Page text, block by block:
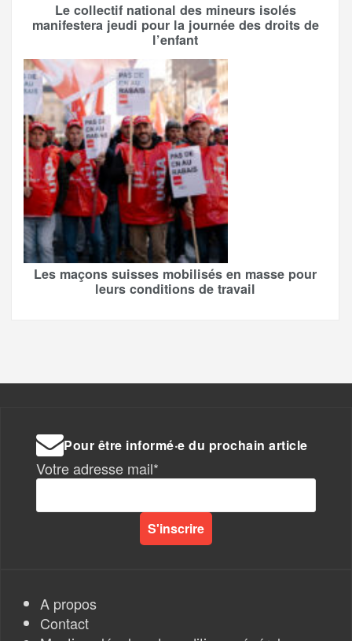
Le collectif national des mineurs isolés
manifestera jeudi pour la journée des droits de
l’enfant
Les maçons suisses mobilisés en masse pour
leurs conditions de travail
Pour être informé·e du prochain article
Votre adresse mail*
A propos
Contact